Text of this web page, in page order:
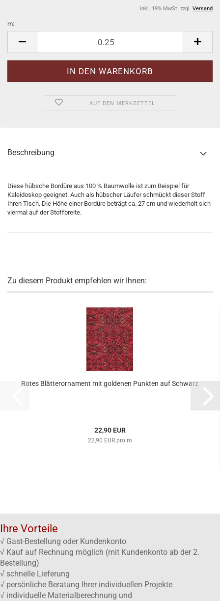
inkl. 19% MwSt. zzgl. Versand
m:
AUF DEN MERKZETTEL
Beschreibung
Diese hübsche Bordüre aus 100 % Baumwolle ist zum Beispiel für
Kaleidoskop geeignet. Auch als hübscher Läufer schmückt dieser Stoff
Ihren Tisch. Die Höhe einer Bordüre beträgt ca. 27 cm und wiederholt sich
viermal auf der Stoffbreite.
Zu diesem Produkt empfehlen wir Ihnen:
Rotes Blätterornament mit goldenen Punkten auf Schwarz
22,90 EUR
22,90 EUR pro m
Ihre Vorteile
√ Gast-Bestellung oder Kundenkonto
√ Kauf auf Rechnung möglich (mit Kundenkonto ab der 2.
Bestellung)
√ schnelle Lieferung
√ persönliche Beratung Ihrer individuellen Projekte
√ individuelle Materialberechnung und